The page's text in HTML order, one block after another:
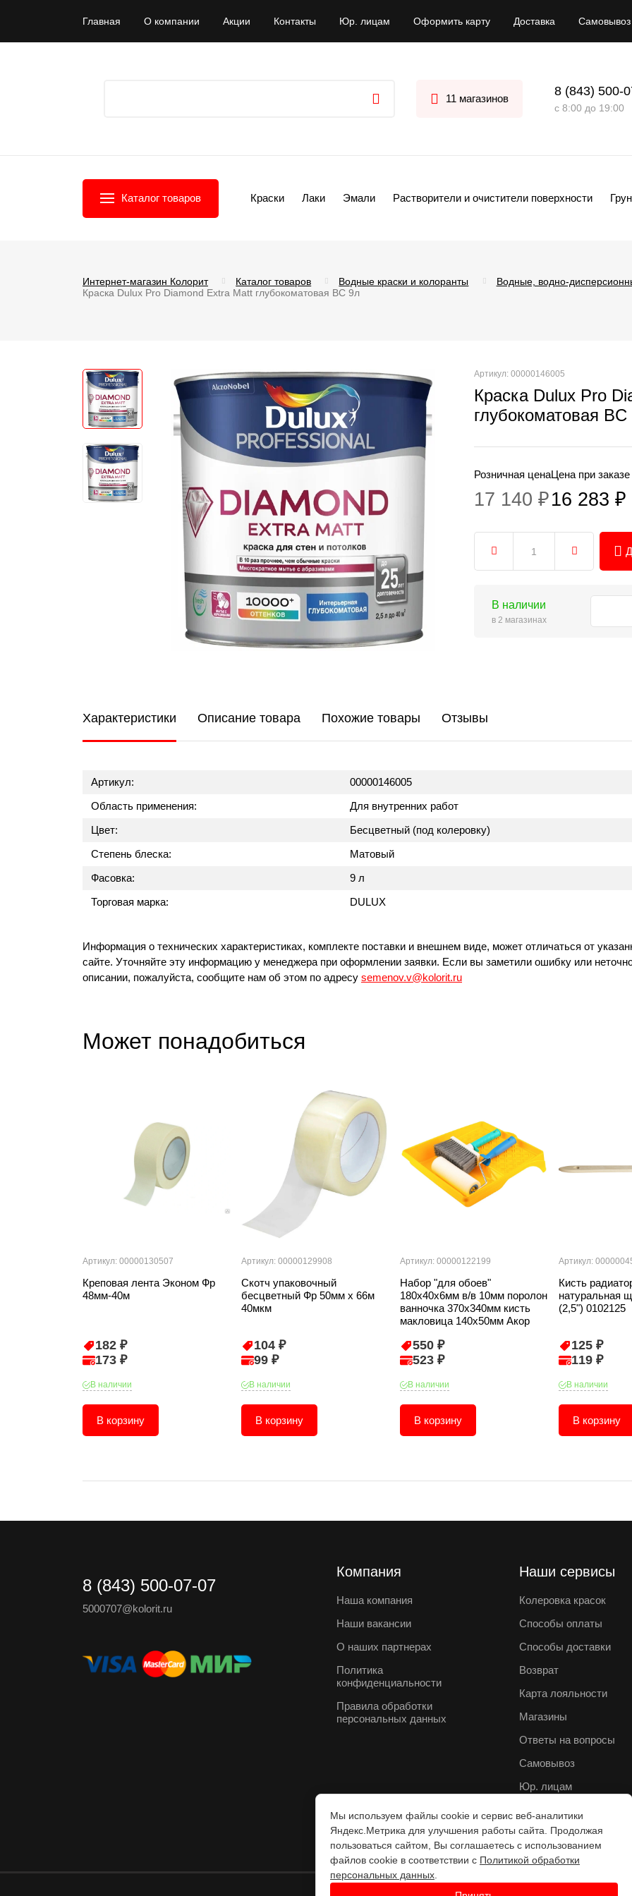
Главная О компании Акции Контакты Юр. лицам Оформить карту Доставка Самовывоз
11 магазинов
8 (843) 500-
с 8:00 до 19:00
Каталог товаров Краски Лаки Эмали Растворители и очистители поверхности
Интернет-магазин Колорит Каталог товаров Водные краски и колоранты
Водные, водно-
Краска Dulux Pro Diamond Extra Matt глубокоматовая BС 9л
Артикул: 00000146005
Краска Dulux Pro
глубокоматовая BС
Розничная цена
17 140 ₽
Цена при
16 283 ₽
В наличии
в 2 магазинах
Характеристики Описание товара Похожие товары Отзывы
Артикул:
00000146005
Область применения:
Для внутренних работ
Цвет:
Бесцветный (под колеровку)
Степень блеска:
Матовый
Фасовка:
9 л
Торговая марка:
DULUX
Информация о технических характеристиках, комплекте поставки и внешнем виде, может отличаться от
сайте. Уточняйте эту информацию у менеджера при оформлении заявки. Если вы заметили ошибку или
описании, пожалуйста, сообщите нам об этом по адресу semenov.v@kolorit.ru
Может понадобиться
Артикул: 00000130507
Креповая лента Эконом Фр
48мм-40м
182 ₽
173 ₽
В наличии
В корзину
Артикул: 00000129908
Скотч упаковочный
бесцветный Фр 50мм х 66м
40мкм
104 ₽
99 ₽
В наличии
В корзину
Артикул: 00000122199
Набор "для обоев"
180х40х6мм в/в 10мм поролон
ванночка 370х340мм кисть
макловица 140х50мм Акор
550 ₽
523 ₽
В наличии
В корзину
Артикул:
Кисть
натуральная
(2,5") 0102125
125 ₽
119 ₽
В наличии
В корзину
8 (843) 500-07-07
5000707@kolorit.ru
Компания
Наша компания
Наши вакансии
О наших партнерах
Политика
конфиденциальности
Правила обработки
персональных данных
Наши сервисы
Колеровка красок
Способы оплаты
Способы доставки
Возврат
Карта лояльности
Магазины
Ответы на вопросы
Самовывоз
Юр. лицам
Мы используем файлы cookie и сервис веб-аналитики
Яндекс.Метрика для улучшения работы сайта. Продолжая
пользоваться сайтом, Вы соглашаетесь с использованием
файлов cookie в соответствии с Политикой обработки
персональных данных